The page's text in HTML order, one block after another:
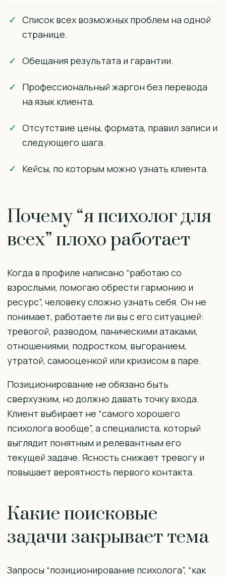
Список всех возможных проблем на одной
странице.
Обещания результата и гарантии.
Профессиональный жаргон без перевода
на язык клиента.
Отсутствие цены, формата, правил записи и
следующего шага.
Кейсы, по которым можно узнать клиента.
Почему “я психолог для
всех” плохо работает
Когда в профиле написано “работаю со
взрослыми, помогаю обрести гармонию и
ресурс”, человеку сложно узнать себя. Он не
понимает, работаете ли вы с его ситуацией:
тревогой, разводом, паническими атаками,
отношениями, подростком, выгоранием,
утратой, самооценкой или кризисом в паре.
Позиционирование не обязано быть
сверхузким, но должно давать точку входа.
Клиент выбирает не “самого хорошего
психолога вообще”, а специалиста, который
выглядит понятным и релевантным его
текущей задаче. Ясность снижает тревогу и
повышает вероятность первого контакта.
Какие поисковые
задачи закрывает тема
Запросы “позиционирование психолога”, “как